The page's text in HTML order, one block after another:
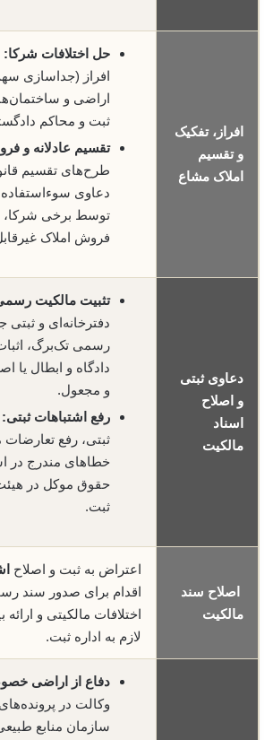
افراز، تفکیک
و تقسیم
املاک مشاع
حل اختلافات شرکا:
افراز (جداسازی
اراضی و
ثبت و محاکم
تقسیم عادلانه و
طرح‌های تقسیم
دعاوی سوءاستفاده
توسط برخی شرکا،
فروش املاک
دعاوی ثبتی
و اصلاح
اسناد
مالکیت
تثبیت مالکیت
دفترخانه‌ای و
رسمی تک‌برگ،
دادگاه و ابطال یا
و مجعول.
رفع اشتباهات ثبتی:
ثبتی، رفع تعارضات
خطاهای مندرج در
حقوق موکل در
ثبت.
اصلاح سند
مالکیت
اعتراض به ثبت و اصلاح
اقدام برای صدور سند
اختلافات مالکیتی و ارائه
لازم به اداره ثبت.
دفاع از اراضی
وکالت در
سازمان منابع